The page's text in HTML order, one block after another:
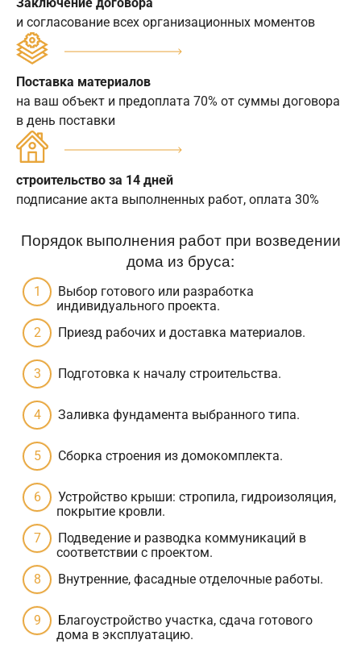
и согласование всех организационных моментов
Поставка материалов
на ваш объект и предоплата 70% от суммы договора
в день поставки
строительство за 14 дней
подписание акта выполненных работ, оплата 30%
Порядок выполнения работ при возведении
дома из бруса:
Выбор готового или разработка
индивидуального проекта.
Приезд рабочих и доставка материалов.
Подготовка к началу строительства.
Заливка фундамента выбранного типа.
Сборка строения из домокомплекта.
Устройство крыши: стропила, гидроизоляция,
покрытие кровли.
Подведение и разводка коммуникаций в
соответствии с проектом.
Внутренние, фасадные отделочные работы.
Благоустройство участка, сдача готового
дома в эксплуатацию.